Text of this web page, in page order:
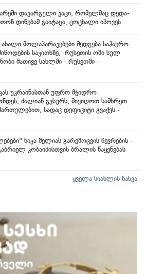
დაკარგული კაცი, რომელმაც დედა-
დინებამ გაიტაცა, ცოცხალი იპოვეს
მოლაპარაკებები შედგება საჰაერო
საკითხზე, რუსეთის ომი სულ
მათივე სახლში - რუსეთში -
უკრაინასთან უფრო მჭიდრო
ძალიან გვსურს, მივიღოთ სამხრეთ
სადაც დეფიციტი გვაქვს -
ნიკა მელიას გარემოცვის წევრების -
კობაიძისთვის ბრალის წაყენებას
ყველა სიახლის ნახვა